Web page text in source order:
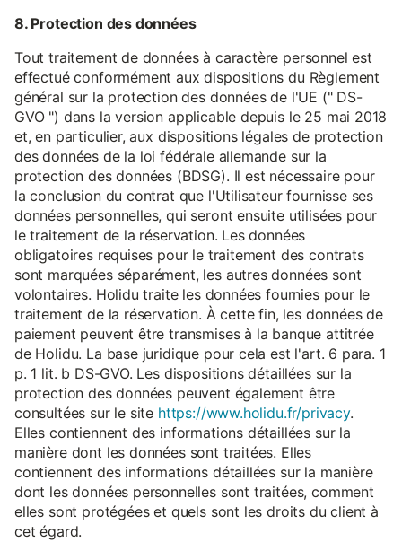
8. Protection des données
Tout traitement de données à caractère personnel est
effectué conformément aux dispositions du Règlement
général sur la protection des données de l'UE (" DS-
GVO ") dans la version applicable depuis le 25 mai 2018
et, en particulier, aux dispositions légales de protection
des données de la loi fédérale allemande sur la
protection des données (BDSG). Il est nécessaire pour
la conclusion du contrat que l'Utilisateur fournisse ses
données personnelles, qui seront ensuite utilisées pour
le traitement de la réservation. Les données
obligatoires requises pour le traitement des contrats
sont marquées séparément, les autres données sont
volontaires. Holidu traite les données fournies pour le
traitement de la réservation. À cette fin, les données de
paiement peuvent être transmises à la banque attitrée
de Holidu. La base juridique pour cela est l'art. 6 para. 1
p. 1 lit. b DS-GVO. Les dispositions détaillées sur la
protection des données peuvent également être
consultées sur le site https://www.holidu.fr/privacy.
Elles contiennent des informations détaillées sur la
manière dont les données sont traitées. Elles
contiennent des informations détaillées sur la manière
dont les données personnelles sont traitées, comment
elles sont protégées et quels sont les droits du client à
cet égard.